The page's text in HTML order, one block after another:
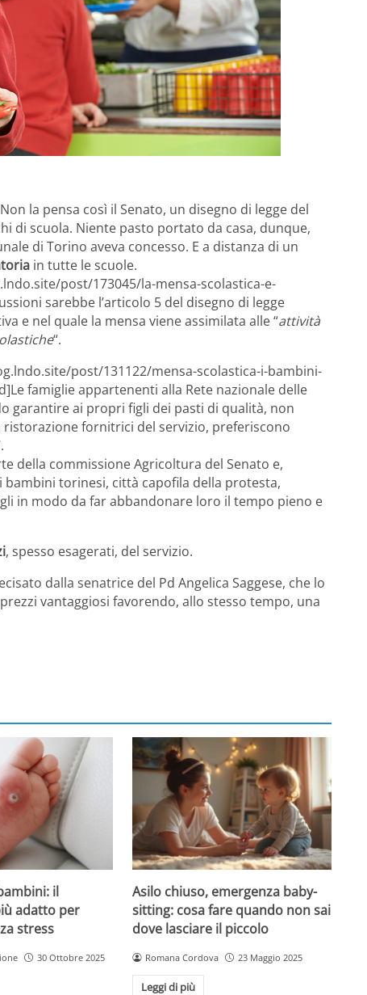
la pensa così il Senato, un disegno di legge del
di scuola. Niente pasto portato da casa, dunque,
di Torino aveva concesso. E a distanza di un
in tutte le scuole.
post/173045/la-mensa-scolastica-e-
sarebbe l’articolo 5 del disegno di legge
e nel quale la mensa viene assimilata alle “attività
“.
post/131122/mensa-scolastica-i-bambini-
famiglie appartenenti alla Rete nazionale delle
garantire ai propri figli dei pasti di qualità, non
fornitrici del servizio, preferiscono
della commissione Agricoltura del Senato e,
torinesi, città capofila della protesta,
in modo da far abbandonare loro il tempo pieno e
, spesso esagerati, del servizio.
dalla senatrice del Pd Angelica Saggese, che lo
vantaggiosi favorendo, allo stesso tempo, una
il
adatto per
stress
30 Ottobre 2025
Asilo chiuso, emergenza baby-
sitting: cosa fare quando non sai
dove lasciare il piccolo
Romana Cordova 23 Maggio 2025
Leggi di più